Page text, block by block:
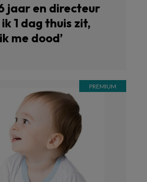
jaar en directeur
ik 1 dag thuis zit,
me dood’